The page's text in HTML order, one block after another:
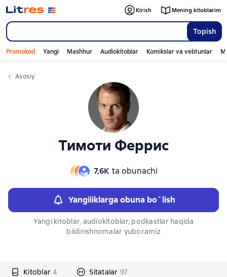
Topish
Kirish Mening kitoblarim
Promokod Yangi Mashhur Audiokitoblar Komikslar va vebtunlar
Asosiy
Тимоти Феррис
7,6К ta obunachi
Yangiliklarga obuna bo`lish
Yangi kitoblar, audiokitoblar, podkastlar haqida
bildirishnomalar yuboramiz
Kitoblar 4 Sitatalar 97
Слайдер с книгами
Слайдер с книгами